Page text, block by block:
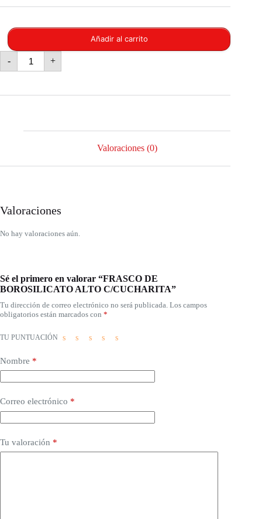
-
FRASCO
BOROSILICATO
cantidad
+
Añadir al carrito
Valoraciones (0)
Valoraciones
No hay valoraciones aún.
Sé el primero en valorar “FRASCO DE
BOROSILICATO ALTO C/CUCHARITA”
Tu dirección de correo electrónico no será publicada. Los campos
obligatorios están marcados con *
TU PUNTUACIÓN
Nombre *
Correo electrónico *
Tu valoración *